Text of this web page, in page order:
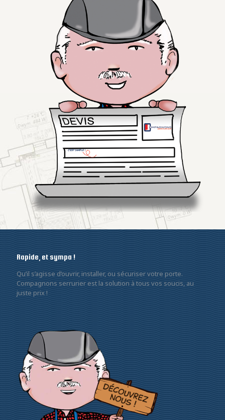
Rapide, et sympa !
Qu’il s’agisse d’ouvrir, installer, ou sécuriser votre porte.
Compagnons serrurier est la solution à tous vos soucis, au
juste prix !